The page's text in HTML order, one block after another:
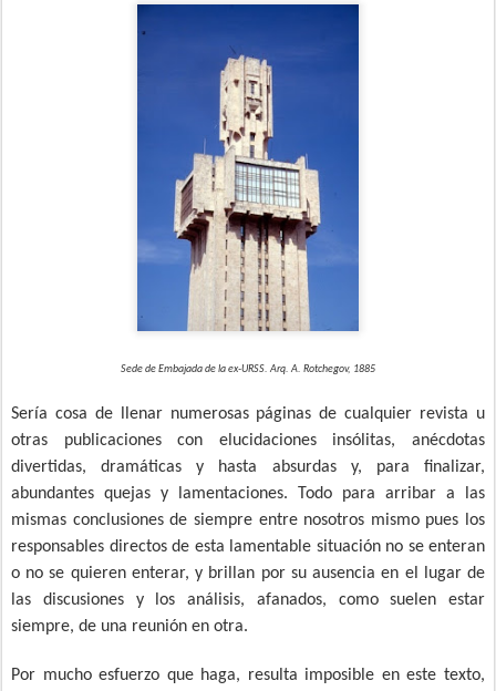
Sede de Embajada de la ex-URSS. Arq. A. Rotchegov, 1885
Sería cosa de llenar numerosas páginas de cualquier revista u
otras publicaciones con elucidaciones insólitas, anécdotas
divertidas, dramáticas y hasta absurdas y, para finalizar,
abundantes quejas y lamentaciones. Todo para arribar a las
mismas conclusiones de siempre entre nosotros mismo pues los
responsables directos de esta lamentable situación no se enteran
o no se quieren enterar, y brillan por su ausencia en el lugar de
las discusiones y los análisis, afanados, como suelen estar
siempre, de una reunión en otra.
Por mucho esfuerzo que haga, resulta imposible en este texto,